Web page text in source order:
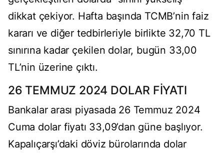
dikkat çekiyor. Hafta başında TCMB’nin faiz
kararı ve diğer tedbirleriyle birlikte 32,70 TL
sınırına kadar çekilen dolar, bugün 33,00
TL’nin üzerine çıktı.
26 TEMMUZ 2024 DOLAR FİYATI
Bankalar arası piyasada 26 Temmuz 2024
Cuma dolar fiyatı 33,09’dan güne başlıyor.
Kapalıçarşı’daki döviz bürolarında dolar